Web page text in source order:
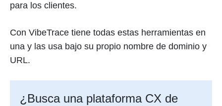
para los clientes.
Con VibeTrace tiene todas estas herramientas en
una y las usa bajo su propio nombre de dominio y
URL.
¿Busca una plataforma CX de